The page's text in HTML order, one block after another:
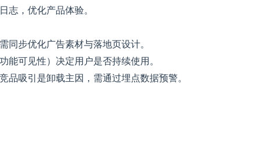
，优化产品体验。
步优化广告素材与落地页设计。
可见性）决定用户是否持续使用。
吸引是卸载主因，需通过埋点数据预警。